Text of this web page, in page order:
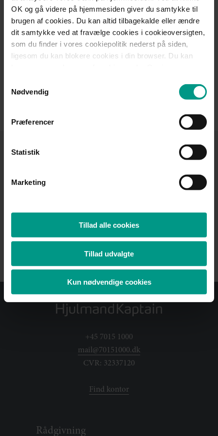
OK og gå videre på hjemmesiden giver du samtykke til
brugen af cookies. Du kan altid tilbagekalde eller ændre
dit samtykke ved at fravælge cookies i cookieoversigten,
som du finder i vores cookiepolitik nederst på siden,
ligesom du kan blokere cookies i din browser. Du kan
behandling af personoplysninger.
Nødvendig
Præferencer
Statistik
Marketing
Tillad alle cookies
Tillad udvalgte
Kun nødvendige cookies
Specialer
Erstatning for personskade
interesserer dig.
Tilmeld nyhedsbrev
+45 7015 1000
mail@70151000.dk
CVR: 32337120
Find kontor
Rådgivning